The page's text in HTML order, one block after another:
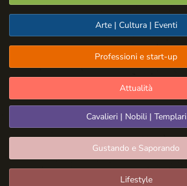
Arte | Cultura | Eventi
Professioni e start-up
Attualità
Cavalieri | Nobili | Templari
Gustando e Saporando
Lifestyle